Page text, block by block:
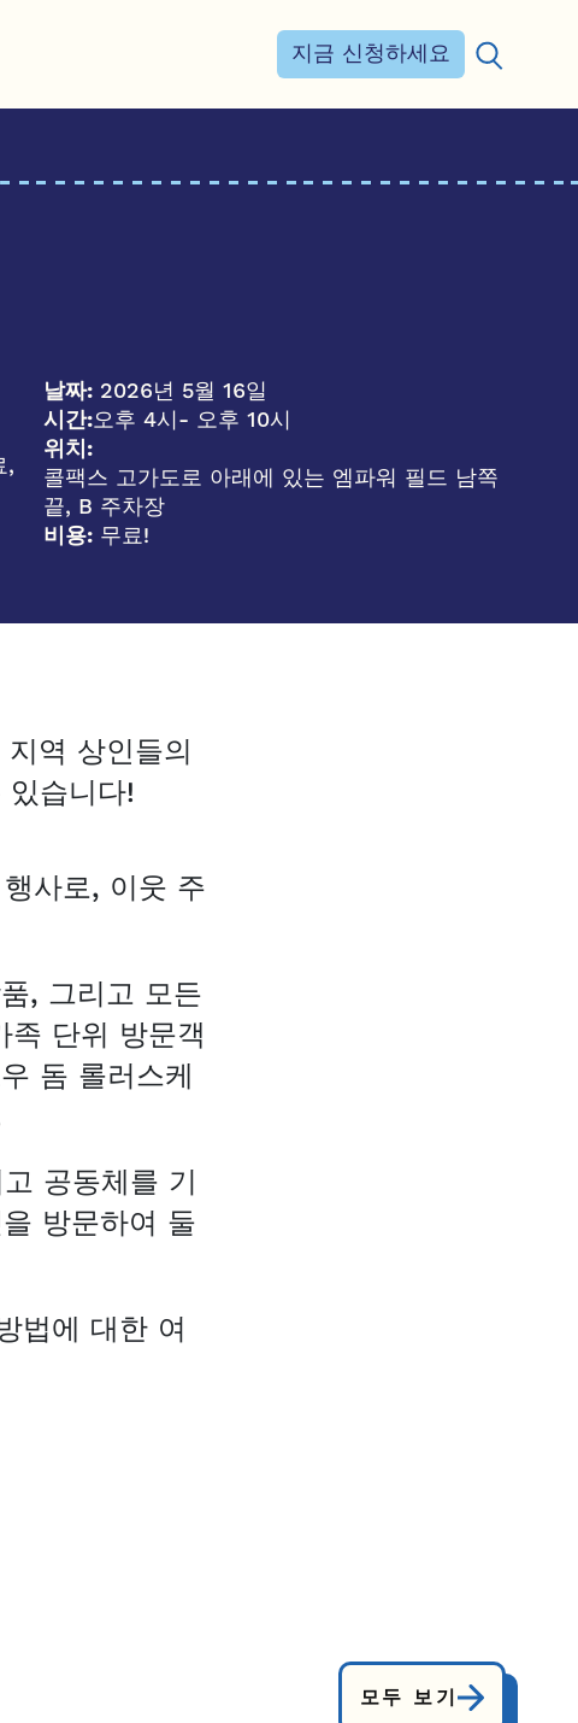
지금 신청하세요
검색:
,
날짜:2026년 5월 16일
시간:오후 4시- 오후 10시
위치:
콜팩스 고가도로 아래에 있는 엠파워 필드 남쪽
끝, B 주차장
비용:무료!
역 상인들의
습니다!
사로, 이웃 주
, 그리고 모든
족 단위 방문객
돔 롤러스케
공동체를 기
방문하여 둘
법에 대한 여
모두 보기